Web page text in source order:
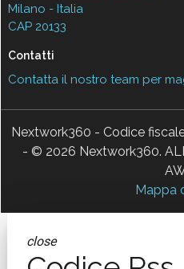
Milano - Italia
CAP 20133
Contatti
Contatta il nostro team per
Nextwork360 - Codice
- © 2026 Nextwork360.
Mappa
close